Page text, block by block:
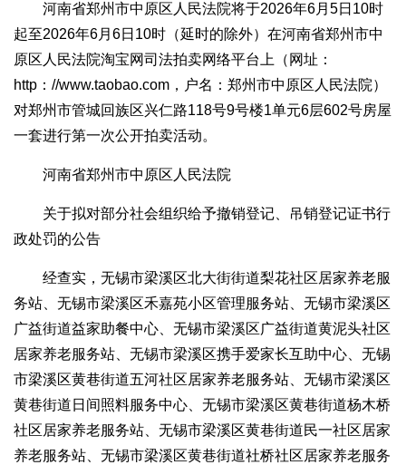
河南省郑州市中原区人民法院将于2026年6月5日10时
起至2026年6月6日10时（延时的除外）在河南省郑州市中
原区人民法院淘宝网司法拍卖网络平台上（网址：
http：//www.taobao.com，户名：郑州市中原区人民法院）
对郑州市管城回族区兴仁路118号9号楼1单元6层602号房屋
一套进行第一次公开拍卖活动。
河南省郑州市中原区人民法院
关于拟对部分社会组织给予撤销登记、吊销登记证书行
政处罚的公告
经查实，无锡市梁溪区北大街街道梨花社区居家养老服
务站、无锡市梁溪区禾嘉苑小区管理服务站、无锡市梁溪区
广益街道益家助餐中心、无锡市梁溪区广益街道黄泥头社区
居家养老服务站、无锡市梁溪区携手爱家长互助中心、无锡
市梁溪区黄巷街道五河社区居家养老服务站、无锡市梁溪区
黄巷街道日间照料服务中心、无锡市梁溪区黄巷街道杨木桥
社区居家养老服务站、无锡市梁溪区黄巷街道民一社区居家
养老服务站、无锡市梁溪区黄巷街道社桥社区居家养老服务